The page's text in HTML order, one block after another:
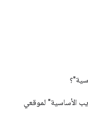
الأساسية" لموقعي